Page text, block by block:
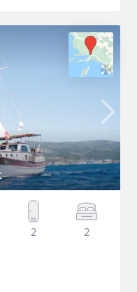
2 2